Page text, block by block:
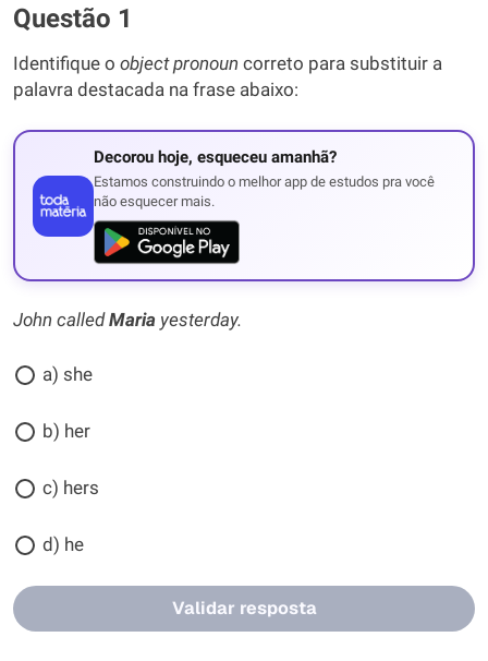
Questão 1
Identifique o object pronoun correto para substituir a
palavra destacada na frase abaixo:
Decorou hoje, esqueceu amanhã?
Estamos construindo o melhor app de estudos pra você
não esquecer mais.
John calledMaria yesterday.
a) she
b) her
c) hers
d) he
Validar resposta